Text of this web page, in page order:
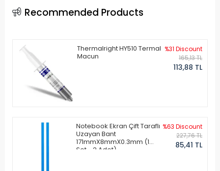
Recommended Products
Thermalright HY510 Termal
Macun
%31 Discount
165,13 TL
113,88 TL
Notebook Ekran Çift Taraflı
Uzayan Bant
171mmX8mmX0.3mm (1
Set - 2 Adet)
%63 Discount
227,76 TL
85,41 TL